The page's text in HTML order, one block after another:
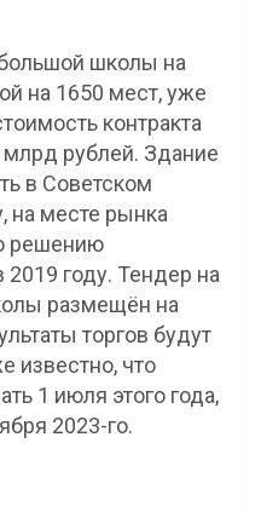
школы на
на 1650 мест, уже
контракта
рублей. Здание
в Советском
на месте рынка
решению
году. Тендер на
размещён на
торгов будут
известно, что
1 июля этого года,
2023-го.